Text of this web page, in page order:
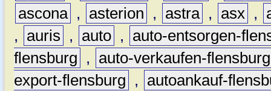
ascona , asterion , astra , asx ,
,
auris , auto ,
auto-entsorgen-
flensburg
,
auto-verkaufen-flensburg
export-flensburg
,
autoankauf-